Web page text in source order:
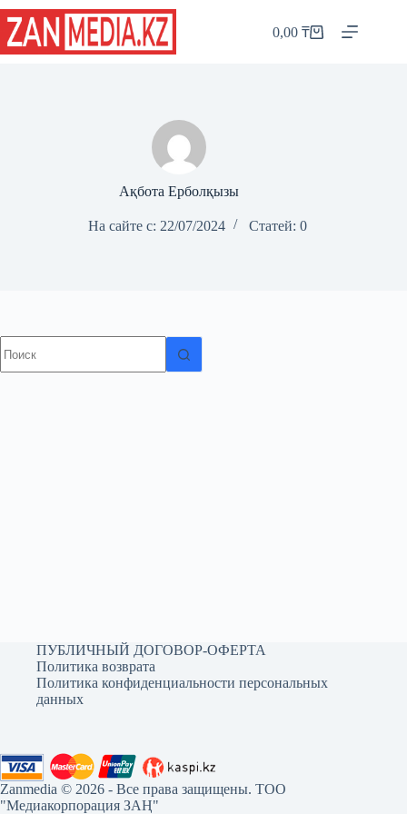
Перейти
сути
Корзина
0,00₸
Ақбота Ерболқызы
На сайте с: 22/07/2024 Статей: 0
не
найдено
ПУБЛИЧНЫЙ ДОГОВОР-ОФЕРТА
Политика возврата
Политика конфиденциальности персональных
данных
Zanmedia © 2026 - Все права защищены. ТОО
"Медиакорпорация ЗАҢ"